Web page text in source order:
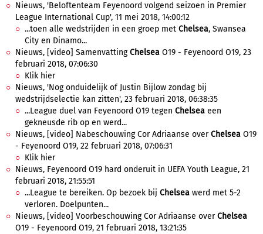
Nieuws, 'Beloftenteam Feyenoord volgend seizoen in Premier
League International Cup', 11 mei 2018, 14:00:12
...toen alle wedstrijden in een groep met Chelsea, Swansea
City en Dinamo...
Nieuws, [video] SamenvattingChelsea O19 - Feyenoord O19, 23
februari 2018, 07:06:30
Klik hier
Nieuws, 'Nog onduidelijk of Justin Bijlow zondag bij
wedstrijdselectie kan zitten', 23 februari 2018, 06:38:35
...League duel van Feyenoord O19 tegen Chelsea een
gekneusde rib op en werd...
Nieuws, [video] Nabeschouwing Cor Adriaanse overChelsea O19
- Feyenoord O19, 22 februari 2018, 07:06:31
Klik hier
Nieuws, Feyenoord O19 hard onderuit in UEFA Youth League, 21
februari 2018, 21:55:51
...League te bereiken. Op bezoek bij Chelsea werd met 5-2
verloren. Doelpunten...
Nieuws, [video] Voorbeschouwing Cor Adriaanse overChelsea
O19 - Feyenoord O19, 21 februari 2018, 13:21:35